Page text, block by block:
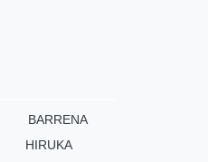
BARRENA
HIRUKA